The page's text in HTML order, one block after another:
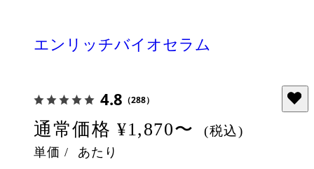
エンリッチバイオセラム
4.8 （288）
通常価格 ¥1,870〜 (税込)
単価 / あたり